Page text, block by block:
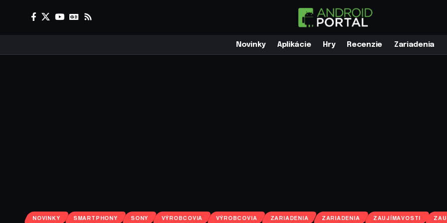
Novinky Aplikácie Hry Recenzie Zariadenia
NOVINKY SMARTPHONY SONY VÝROBCOVIA VÝROBCOVIA ZARIADENIA ZARIADENIA ZAUJÍMAVOSTI